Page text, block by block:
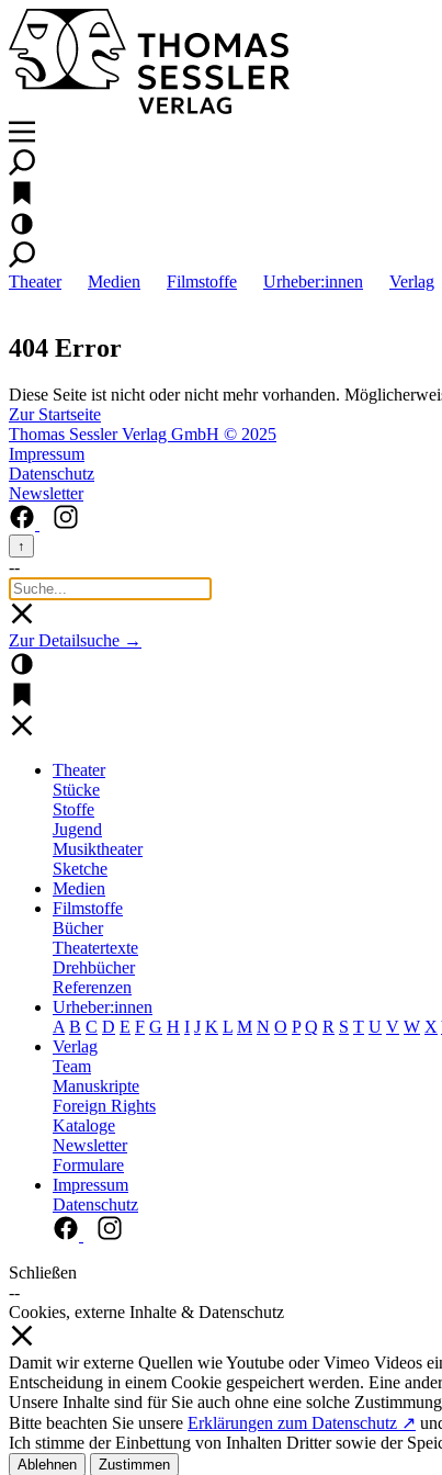
Theater Medien Filmstoffe Urheber:innen Verlag
404 Error
Diese Seite ist nicht oder nicht mehr vorhanden.
Zur Startseite
Thomas Sessler Verlag GmbH © 2025
Impressum
Datenschutz
Newsletter
↑
--
Zur Detailsuche →
Theater
Stücke
Stoffe
Jugend
Musiktheater
Sketche
Medien
Filmstoffe
Bücher
Theatertexte
Drehbücher
Referenzen
Urheber:innen
A B C D E F G H I J K L M N O P Q R S T U V W X
Verlag
Team
Manuskripte
Foreign Rights
Kataloge
Newsletter
Formulare
Impressum
Datenschutz
Schließen
--
Cookies, externe Inhalte & Datenschutz
Damit wir externe Quellen wie Youtube oder Vimeo Videos
Entscheidung in einem Cookie gespeichert werden. Eine
Unsere Inhalte sind für Sie auch ohne eine solche
Bitte beachten Sie unsere Erklärungen zum Datenschutz ↗
Ich stimme der Einbettung von Inhalten Dritter sowie der
Ablehnen Zustimmen